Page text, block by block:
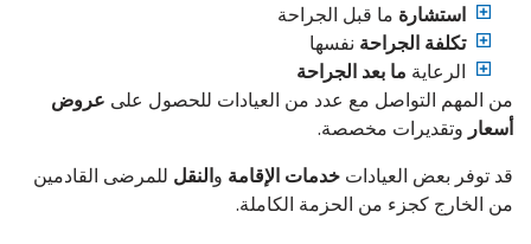
استشارة ما قبل الجراحة
تكلفة الجراحة نفسها
الرعاية ما بعد الجراحة
من المهم التواصل مع عدد من العيادات للحصول على عروض
أسعار وتقديرات مخصصة.
قد توفر بعض العيادات خدمات الإقامة والنقل للمرضى القادمين
من الخارج كجزء من الحزمة الكاملة.